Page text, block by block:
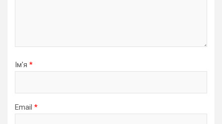
Ім'я *
Email *